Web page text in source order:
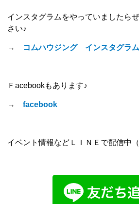
インスタグラムをやっていましたら
さい♪
→ コムハウジング インスタグラム
Ｆacebookもあります♪
→ facebook
イベント情報などＬＩＮＥで配信中（